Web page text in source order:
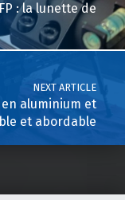
: la lunette de
NEXT ARTICLE
en aluminium et
et abordable